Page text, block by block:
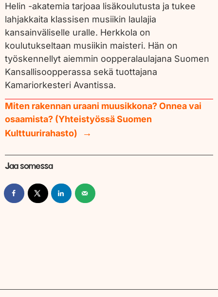
Helin -akatemia tarjoaa lisäkoulutusta ja tukee
lahjakkaita klassisen musiikin laulajia
kansainväliselle uralle. Herkkola on
koulutukseltaan musiikin maisteri. Hän on
työskennellyt aiemmin oopperalaulajana Suomen
Kansallisoopperassa sekä tuottajana
Kamariorkesteri Avantissa.
Miten rakennan uraani muusikkona? Onnea vai
osaamista? (Yhteistyössä Suomen
Kulttuurirahasto)
Jaa somessa